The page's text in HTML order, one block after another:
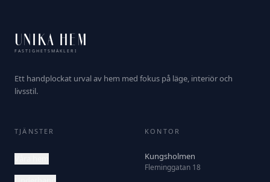
UNIKA HEM
FASTIGHETSMÄKLERI
Ett handplockat urval av hem med fokus på läge, interiör och
livsstil.
TJÄNSTER KONTOR
Kungsholmen
Fleminggatan 18